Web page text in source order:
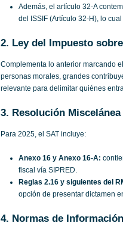
Además, el artículo 32‑A
del ISSIF (Artículo 32‑H), lo
2. Ley del Impuesto
Complementa lo anterior marcando
personas morales, grandes
relevante para delimitar quiénes
3. Resolución
Para 2025, el SAT incluye:
Anexo 16 y Anexo 16‑A:
fiscal vía SIPRED.
Reglas 2.16 y siguientes del
opción de presentar dictamen
4. Normas de